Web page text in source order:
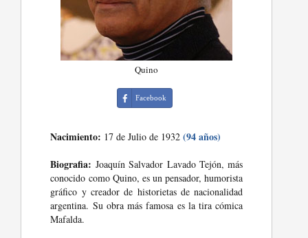
Quino
Facebook
Nacimiento: 17 de Julio de 1932(94 años)
Biografia: Joaquín Salvador Lavado Tejón, más
conocido como Quino, es un pensador, humorista
gráfico y creador de historietas de nacionalidad
argentina. Su obra más famosa es la tira cómica
Mafalda.